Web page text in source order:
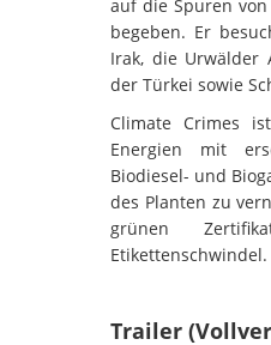
auf die Spuren
begeben. Er
Irak, die Urwälder
der Türkei sowie
Climate Crimes
Energien mit
Biodiesel- und
des Planten zu
grünen
Etikettenschwindel.
Trailer